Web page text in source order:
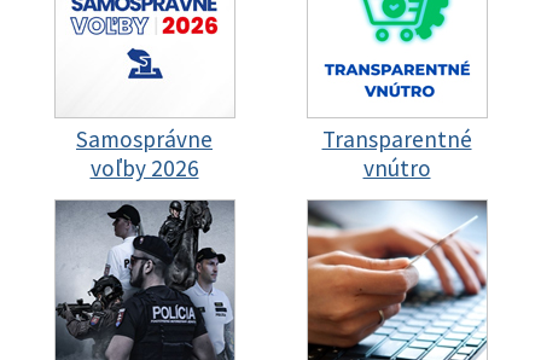
Samosprávne
voľby 2026
Transparentné
vnútro